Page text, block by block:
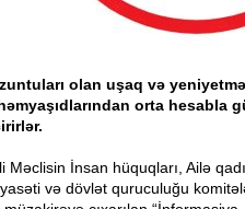
olan uşaq və
orta hesabla
Məclisin İnsan hüquqları, Ailə
və dövlət quruculuğu